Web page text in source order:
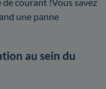
une panne
au sein du